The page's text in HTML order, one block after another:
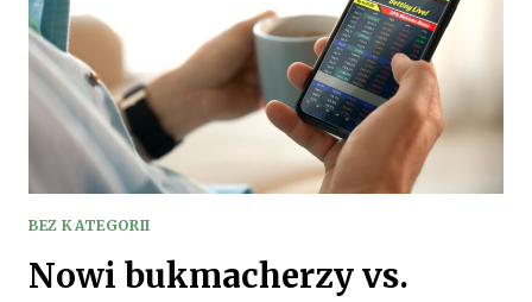
BEZ KATEGORII
Nowi bukmacherzy vs.